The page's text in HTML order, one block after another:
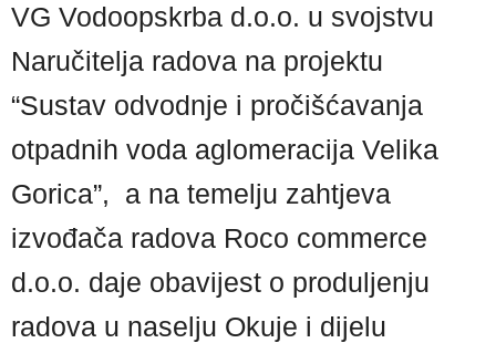
VG Vodoopskrba d.o.o. u svojstvu
Naručitelja radova na projektu
“Sustav odvodnje i pročišćavanja
otpadnih voda aglomeracija Velika
Gorica”, a na temelju zahtjeva
izvođača radova Roco commerce
d.o.o. daje obavijest o produljenju
radova u naselju Okuje i dijelu